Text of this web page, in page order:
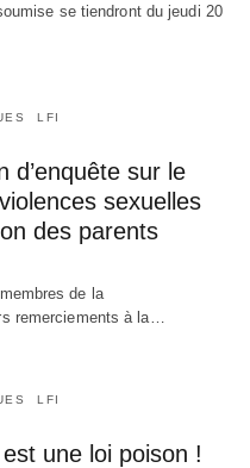
se tiendront du jeudi 20
LFI
d’enquête sur le
sexuelles
des parents
de la
remerciements à la…
LFI
une loi poison !